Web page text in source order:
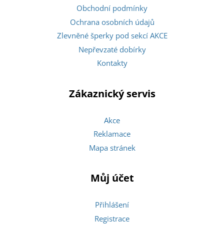
Obchodní podmínky
Ochrana osobních údajů
Zlevněné šperky pod sekcí AKCE
Nepřevzaté dobírky
Kontakty
Zákaznický servis
Akce
Reklamace
Mapa stránek
Můj účet
Přihlášení
Registrace